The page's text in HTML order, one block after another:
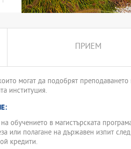
ПРИЕМ
могат да подобрят
институция.
обучението в магистърската
или полагане на държавен изпит
кредити.